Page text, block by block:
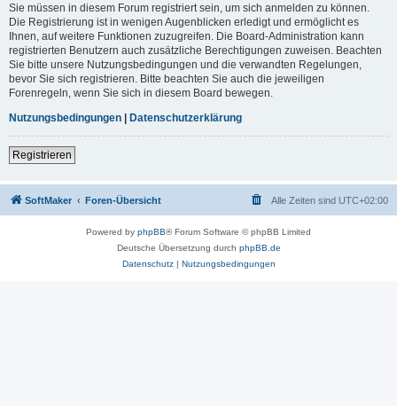
Sie müssen in diesem Forum registriert sein, um sich anmelden zu können.
Die Registrierung ist in wenigen Augenblicken erledigt und ermöglicht es
Ihnen, auf weitere Funktionen zuzugreifen. Die Board-Administration kann
registrierten Benutzern auch zusätzliche Berechtigungen zuweisen. Beachten
Sie bitte unsere Nutzungsbedingungen und die verwandten Regelungen,
bevor Sie sich registrieren. Bitte beachten Sie auch die jeweiligen
Forenregeln, wenn Sie sich in diesem Board bewegen.
Nutzungsbedingungen | Datenschutzerklärung
Registrieren
SoftMaker Foren-Übersicht Alle Zeiten sind UTC+02:00
Powered by phpBB® Forum Software © phpBB Limited
Deutsche Übersetzung durch phpBB.de
Datenschutz| Nutzungsbedingungen